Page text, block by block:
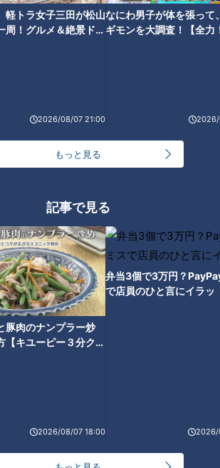
軽トラ女子三田が松山
周！グルメ＆絶景ドラ
2026/08/07 21:00
なにわ男子が体を張って
ギモンを大調査！【全力
2026/
もっと見る
記事で見る
豚肉のナンプラー炒
【キユーピー３分クッ
2026/08/07 18:00
弁当3個で3万円？
で店員のひと言にイラッ
2026/
解消され
スター